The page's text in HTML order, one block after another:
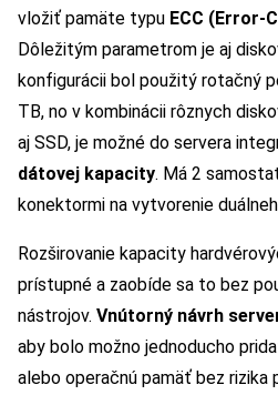
vložiť pamäte typu ECC (Error-
Dôležitým parametrom je aj
konfigurácii bol použitý rotačný
TB, no v kombinácii rôznych
aj SSD, je možné do servera
dátovej kapacity. Má 2
konektormi na vytvorenie
Rozširovanie kapacity
prístupné a zaobíde sa to bez
nástrojov. Vnútorný návrh
aby bolo možno jednoducho
alebo operačnú pamäť bez rizika